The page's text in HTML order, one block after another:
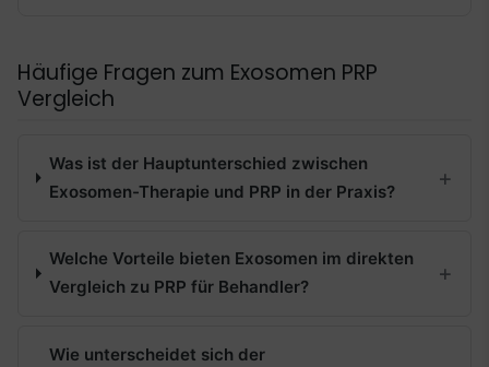
Häufige Fragen zum Exosomen PRP
Vergleich
Was ist der Hauptunterschied zwischen
Exosomen-Therapie und PRP in der Praxis?
Welche Vorteile bieten Exosomen im direkten
Vergleich zu PRP für Behandler?
Wie unterscheidet sich der